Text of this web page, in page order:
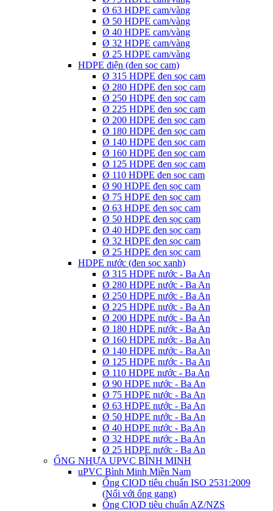
Ø 63 HDPE cam/vàng
Ø 50 HDPE cam/vàng
Ø 40 HDPE cam/vàng
Ø 32 HDPE cam/vàng
Ø 25 HDPE cam/vàng
HDPE điện (đen sọc cam)
Ø 315 HDPE đen sọc cam
Ø 280 HDPE đen sọc cam
Ø 250 HDPE đen sọc cam
Ø 225 HDPE đen sọc cam
Ø 200 HDPE đen sọc cam
Ø 180 HDPE đen sọc cam
Ø 140 HDPE đen sọc cam
Ø 160 HDPE đen sọc cam
Ø 125 HDPE đen sọc cam
Ø 110 HDPE đen sọc cam
Ø 90 HDPE đen sọc cam
Ø 75 HDPE đen sọc cam
Ø 63 HDPE đen sọc cam
Ø 50 HDPE đen sọc cam
Ø 40 HDPE đen sọc cam
Ø 32 HDPE đen sọc cam
Ø 25 HDPE đen sọc cam
HDPE nước (đen sọc xanh)
Ø 315 HDPE nước - Ba An
Ø 280 HDPE nước - Ba An
Ø 250 HDPE nước - Ba An
Ø 225 HDPE nước - Ba An
Ø 200 HDPE nước - Ba An
Ø 180 HDPE nước - Ba An
Ø 160 HDPE nước - Ba An
Ø 140 HDPE nước - Ba An
Ø 125 HDPE nước - Ba An
Ø 110 HDPE nước - Ba An
Ø 90 HDPE nước - Ba An
Ø 75 HDPE nước - Ba An
Ø 63 HDPE nước - Ba An
Ø 50 HDPE nước - Ba An
Ø 40 HDPE nước - Ba An
Ø 32 HDPE nước - Ba An
Ø 25 HDPE nước - Ba An
ỐNG NHỰA UPVC BÌNH MINH
uPVC Bình Minh Miền Nam
Ống CIOD tiêu chuẩn ISO 2531:2009
(Nối với ống gang)
Ống CIOD tiêu chuẩn AZ/NZS